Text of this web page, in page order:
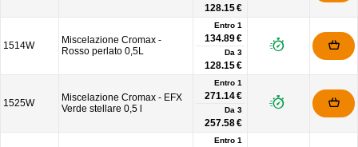
128.15 €
1514W
Miscelazione Cromax -
Rosso perlato 0,5L
Entro 1
134.89 €
Da 3
128.15 €
1525W
Miscelazione Cromax - EFX
Verde stellare 0,5 l
Entro 1
271.14 €
Da 3
257.58 €
Entro 1